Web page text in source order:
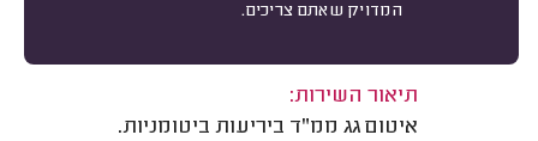
המדויק שאתם צריכים.
דן אורן, חיפה.
תיאור השירות:
איטום גג ממ"ד ביריעות ביטומניות.